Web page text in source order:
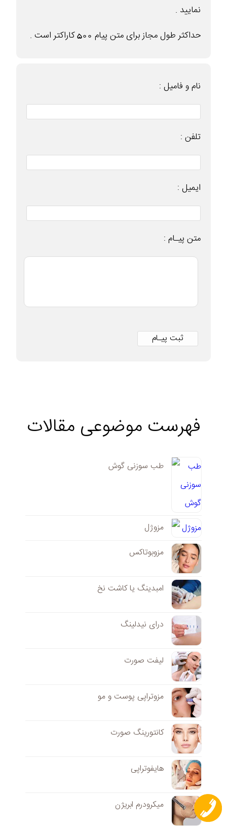
نمایید .
حداکثر طول مجاز برای متن پیام 500 کاراکتر است .
نام و فامیل :
تلفن :
ایمیل :
متن پیـام :
فهرست موضوعی مقالات
طب سوزنی گوش
مزوژل
مزوبوتاکس
امبدینگ یا کاشت نخ
درای نیدلینگ
لیفت صورت
مزوتراپی پوست و مو
کانتورینگ صورت
هایفوتراپی
میکرودرم ابریژن